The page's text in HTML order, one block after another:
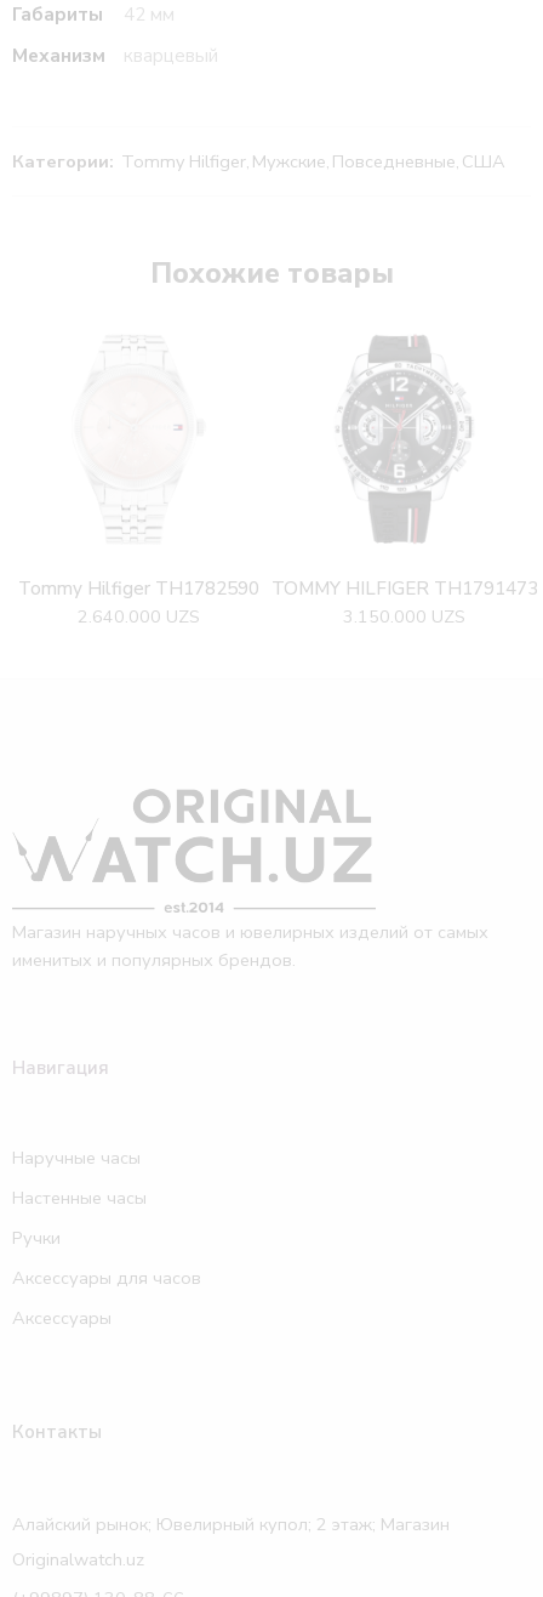
Габариты
42 мм
Механизм
кварцевый
Категории: Tommy Hilfiger, Мужские, Повседневные, США
Похожие товары
Tommy Hilfiger TH1782590
2.640.000 UZS
TOMMY HILFIGER TH1791473
3.150.000 UZS
Магазин наручных часов и ювелирных изделий от самых
именитых и популярных брендов.
Навигация
Наручные часы
Настенные часы
Ручки
Аксессуары для часов
Аксессуары
Контакты
Алайский рынок; Ювелирный купол; 2 этаж; Магазин
Originalwatch.uz